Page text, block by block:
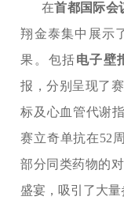
在首都国际会
翔金泰集中展示
果。包括电子壁
报，分别呈现了
标及心血管代谢
赛立奇单抗在52
部分同类药物的
盛宴，吸引了大量